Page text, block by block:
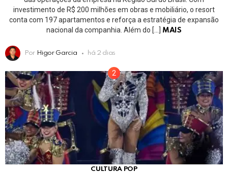
investimento de R$ 200 milhões em obras e mobiliário, o resort
conta com 197 apartamentos e reforça a estratégia de expansão
nacional da companhia. Além do […]
MAIS
Por Higor Garcia há 2 dias
CULTURA POP